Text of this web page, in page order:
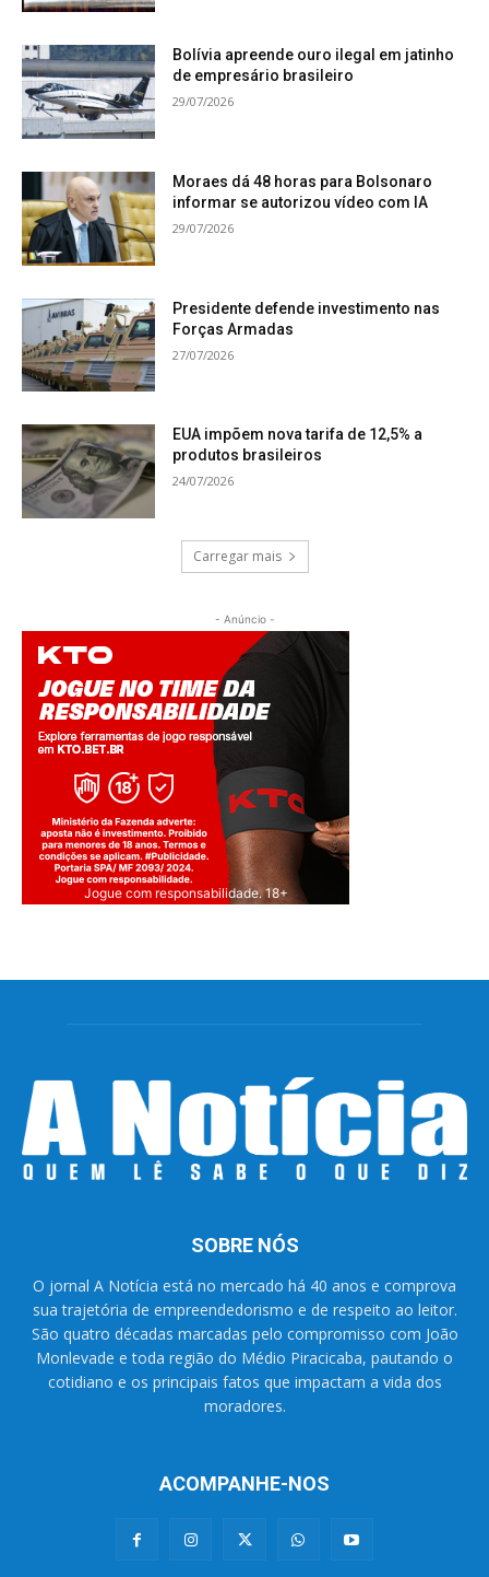
Bolívia apreende ouro ilegal em jatinho
de empresário brasileiro
29/07/2026
Moraes dá 48 horas para Bolsonaro
informar se autorizou vídeo com IA
29/07/2026
Presidente defende investimento nas
Forças Armadas
27/07/2026
EUA impõem nova tarifa de 12,5% a
produtos brasileiros
24/07/2026
Carregar mais
- Anúncio -
Jogue com responsabilidade. 18+
SOBRE NÓS
O jornal A Notícia está no mercado há 40 anos e comprova
sua trajetória de empreendedorismo e de respeito ao leitor.
São quatro décadas marcadas pelo compromisso com João
Monlevade e toda região do Médio Piracicaba, pautando o
cotidiano e os principais fatos que impactam a vida dos
moradores.
ACOMPANHE-NOS